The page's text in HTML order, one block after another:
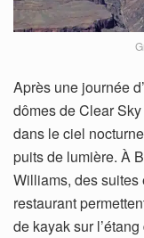
Après une journée
dômes de Clear
dans le ciel
puits de lumière. À
Williams, des suites
restaurant
de kayak sur